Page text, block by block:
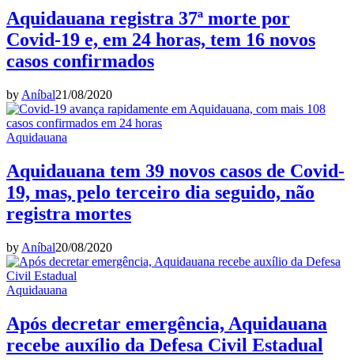
Aquidauana registra 37ª morte por
Covid-19 e, em 24 horas, tem 16 novos
casos confirmados
by Aníbal21/08/2020
Aquidauana
Aquidauana tem 39 novos casos de Covid-
19, mas, pelo terceiro dia seguido, não
registra mortes
by Aníbal20/08/2020
Aquidauana
Após decretar emergência, Aquidauana
recebe auxílio da Defesa Civil Estadual